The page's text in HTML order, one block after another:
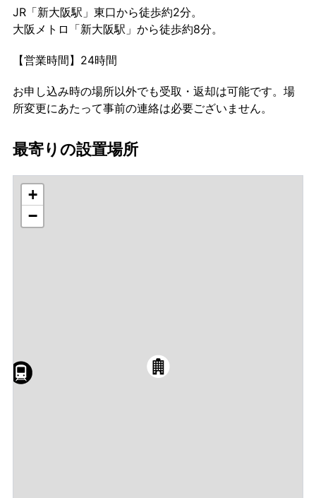
JR「新大阪駅」東口から徒歩約2分。
大阪メトロ「新大阪駅」から徒歩約8分。
【営業時間】24時間
お申し込み時の場所以外でも受取・返却は可能です。場
所変更にあたって事前の連絡は必要ございません。
最寄りの設置場所
+
−